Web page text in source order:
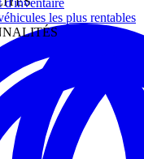
les plus rentables